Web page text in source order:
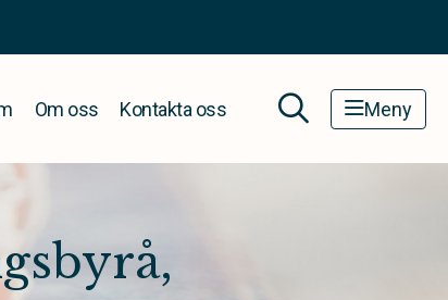
Om oss Kontakta oss Meny